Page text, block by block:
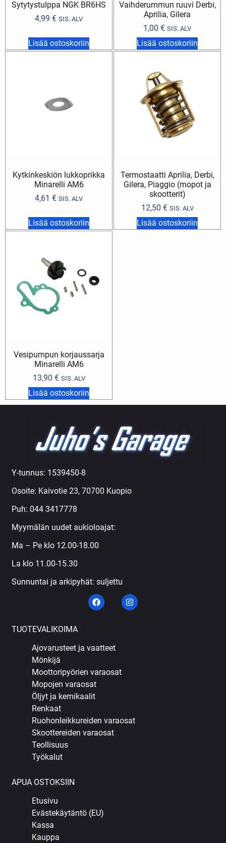
Sytytystulppa NGK BR6HS
4,99 € SIS. ALV
Lisää ostoskoriin
Vaihderummun ruuvi Derbi,
Aprilia, Gilera
1,00 € SIS. ALV
Lisää ostoskoriin
Kytkinkeskiön lukkoprikka
Minarelli AM6
4,61 € SIS. ALV
Lisää ostoskoriin
Termostaatti Aprilia, Derbi,
Gilera, Piaggio (mopot ja
skootterit)
12,50 € SIS. ALV
Lisää ostoskoriin
Vesipumpun korjaussarja
Minarelli AM6
13,90 € SIS. ALV
Lisää ostoskoriin
Y-tunnus: 1539450-8
Osoite: Kaivotie 23, 70700 Kuopio
Puh: 044 3417778
Myymälän uudet aukioloajat:
Ma – Pe klo 12.00-18.00
La klo 11.00-15.30
Sunnuntai ja arkipyhät: suljettu
TUOTEVALIKOIMA
Ajovarusteet ja vaatteet
Mönkijä
Moottoripyörien varaosat
Mopojen varaosat
Öljyt ja kemikaalit
Renkaat
Ruohonleikkureiden varaosat
Skoottereiden varaosat
Teollisuus
Työkalut
APUA OSTOKSIIN
Etusivu
Evästekäytäntö (EU)
Kassa
Kauppa